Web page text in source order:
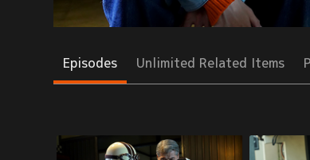
Episodes Unlimited Related Items